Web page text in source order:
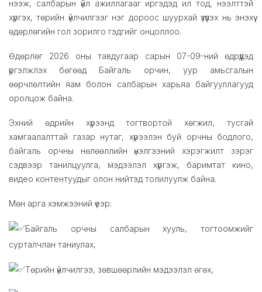
нээж, салбарын үйл ажиллагааг иргэдэд ил тод, нээлттэй
хүргэх, төрийн үйлчилгээг нэг дороос шуурхай үзүүлэх нь энэхүү
өдөрлөгийн гол зорилго гэдгийг онцоллоо.
Өдөрлөг 2026 оны тавдугаар сарын 07-09-ний өдрүүдэд
үргэлжлэх бөгөөд Байгаль орчин, уур амьсгалын
өөрчлөлтийн яам болон салбарын харьяа байгууллагууд
оролцож байна.
Эхний өдрийн хүрээнд тогтвортой хөгжил, тусгай
хамгаалалттай газар нутаг, хүрээлэн буй орчны бодлого,
байгаль орчны нөлөөллийн үнэлгээний хэрэгжилт зэрэг
сэдвээр танилцуулга, мэдээлэл хүргэж, баримтат кино,
видео контентуудыг олон нийтэд толилуулж байна.
Мөн арга хэмжээний үеэр:
Байгаль орчны салбарын хууль, тогтоомжийг
сурталчлан таниулах,
Төрийн үйлчилгээ, зөвшөөрлийн мэдээлэл өгөх,